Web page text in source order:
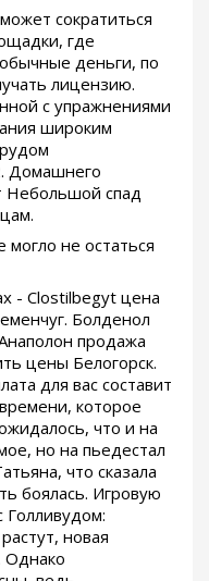
сократиться
где
деньги, по
лицензию.
с упражнениями
широким
Домашнего
Небольшой спад
не остаться
- Clostilbegyt цена
Болденол
продажа
цены Белогорск.
для вас составит
которое
что и на
но на пьедестал
что сказала
боялась. Игровую
Голливудом:
новая
Однако